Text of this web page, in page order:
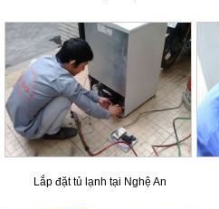
Lắp đặt tủ lạnh tại Nghệ An